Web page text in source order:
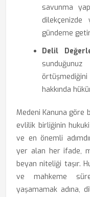
savunma
gündeme
Delil
hakkında
Medeni Kanuna göre
evlilik birliğinin
ve en önemli
yer alan her ifade,
beyan niteliği taşır.
ve mahkeme
yaşamamak adına,